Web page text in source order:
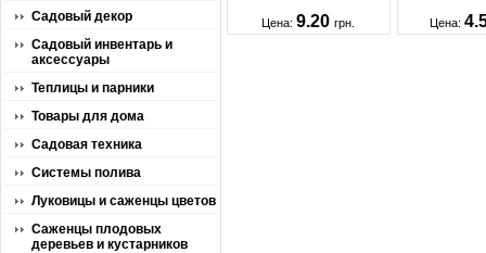
Садовый декор
Садовый инвентарь и
аксессуары
Теплицы и парники
Товары для дома
Садовая техника
Системы полива
Луковицы и саженцы цветов
Саженцы плодовых
деревьев и кустарников
Цена:9.20грн. Цена: